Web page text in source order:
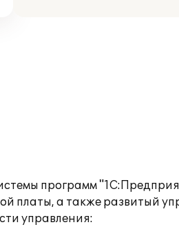
программ
платы, а также развитый
управления: